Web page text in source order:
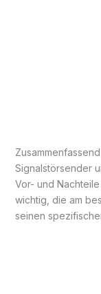
Signalstörsender
Vor- und
wichtig, die am
seinen